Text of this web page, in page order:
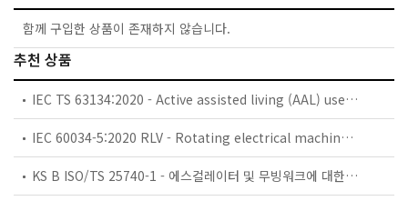
함께 구입한 상품이 존재하지 않습니다.
추천 상품
IEC TS 63134:2020 - Active assisted living (AAL) use cases
IEC 60034-5:2020 RLV - Rotating electrical machines - Part 5: Degrees of protection provided by the integral design of rotating electrical machines (IP code) - Classification
KS B ISO/TS 25740-1 - 에스컬레이터 및 무빙워크에 대한 안전요건 — 제1부: 세계공통 필수 안전요건(GESRs)